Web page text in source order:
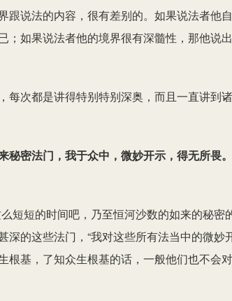
跟说法的内容，很有差别的。如果说法者他
；如果说法者他的境界很有深髓性，那他说出
每次都是讲得特别特别深奥，而且一直讲到诸
秘密法门，我于众中，微妙开示，得无所畏。
短短的时间吧，乃至恒河沙数的如来的秘密
深的这些法门，“我对这些所有法当中的微妙
根基，了知众生根基的话，一般他们也不会对